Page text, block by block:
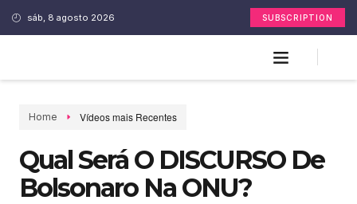
sáb, 8 agosto 2026 SUBSCRIPTION
Home Vídeos mais Recentes
Qual Será O DISCURSO De
Bolsonaro Na ONU?